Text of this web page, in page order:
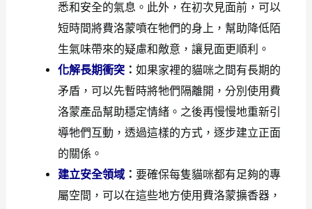
悉和安全的氣息。此外，在初次見面前，可以
短時間將費洛蒙噴在牠們的身上，幫助降低陌
生氣味帶來的疑慮和敵意，讓見面更順利。
化解長期衝突： 如果家裡的貓咪之間有長期的
矛盾，可以先暫時將牠們隔離開，分別使用費
洛蒙產品幫助穩定情緒。之後再慢慢地重新引
導牠們互動，透過這樣的方式，逐步建立正面
的關係。
建立安全領域： 要確保每隻貓咪都有足夠的專
屬空間，可以在這些地方使用費洛蒙擴香器，